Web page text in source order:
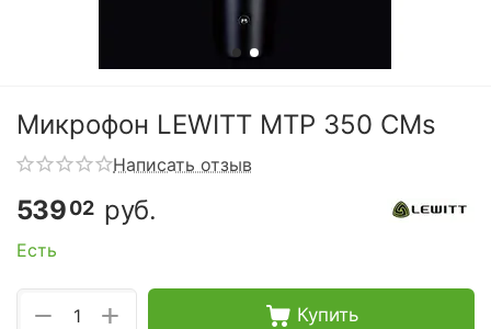
Микрофон LEWITT MTP 350 CMs
Написать отзыв
53902 руб.
Есть
+
− Купить